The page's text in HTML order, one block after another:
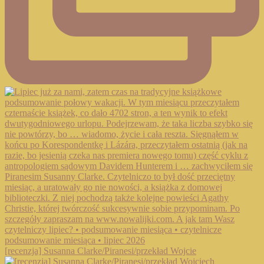
[recenzja] Susanna Clarke/Piranesi/przekład Wojcie